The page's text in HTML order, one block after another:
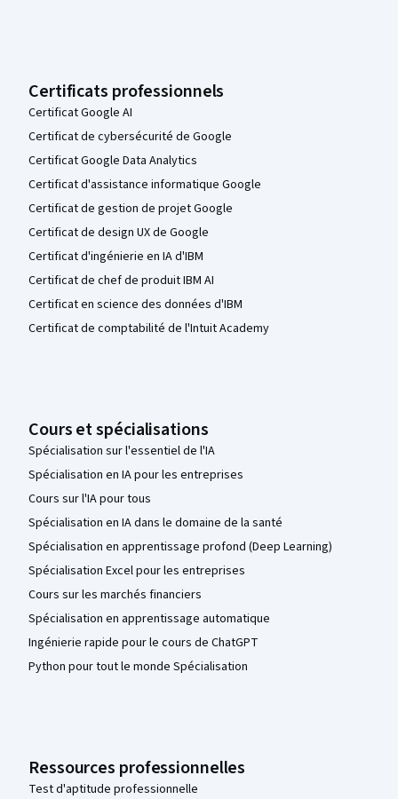
Certificats professionnels
Certificat Google AI
Certificat de cybersécurité de Google
Certificat Google Data Analytics
Certificat d'assistance informatique Google
Certificat de gestion de projet Google
Certificat de design UX de Google
Certificat d'ingénierie en IA d'IBM
Certificat de chef de produit IBM AI
Certificat en science des données d'IBM
Certificat de comptabilité de l'Intuit Academy
Cours et spécialisations
Spécialisation sur l'essentiel de l'IA
Spécialisation en IA pour les entreprises
Cours sur l'IA pour tous
Spécialisation en IA dans le domaine de la santé
Spécialisation en apprentissage profond (Deep Learning)
Spécialisation Excel pour les entreprises
Cours sur les marchés financiers
Spécialisation en apprentissage automatique
Ingénierie rapide pour le cours de ChatGPT
Python pour tout le monde Spécialisation
Ressources professionnelles
Test d'aptitude professionnelle